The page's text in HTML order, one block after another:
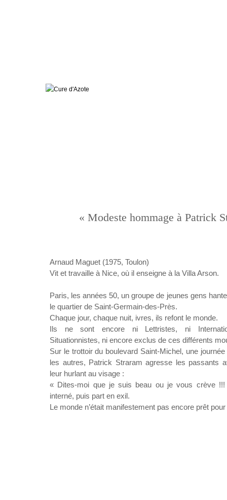
« Modeste hommage à Patrick
Arnaud Maguet (1975, Toulon)
Vit et travaille à Nice, où il enseigne à la Villa Arson.
Paris, les années 50, un groupe de jeunes gens
le quartier de Saint-Germain-des-Près.
Chaque jour, chaque nuit, ivres, ils refont le monde.
Ils ne sont encore ni Lettristes, ni
Situationnistes, ni encore exclus de ces différents
Sur le trottoir du boulevard Saint-Michel, une
les autres, Patrick Straram agresse les passants
leur hurlant au visage :
« Dites-moi que je suis beau ou je vous crève
interné, puis part en exil.
Le monde n’était manifestement pas encore prêt